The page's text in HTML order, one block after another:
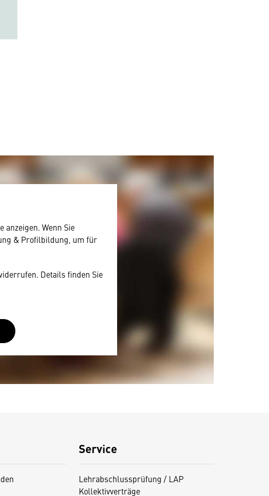
Wenn Sie
& Profilbildung, um für
Details finden Sie
Service
Lehrabschlussprüfung / LAP
Kollektivverträge